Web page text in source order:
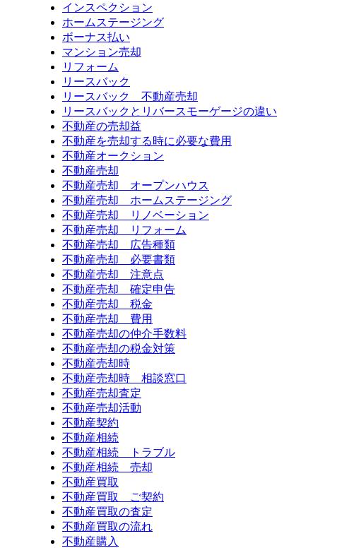
インスペクション
ホームステージング
ボーナス払い
マンション売却
リフォーム
リースバック
リースバック 不動産売却
リースバックとリバースモーゲージの違い
不動産の売却益
不動産を売却する時に必要な費用
不動産オークション
不動産売却
不動産売却 オープンハウス
不動産売却 ホームステージング
不動産売却 リノベーション
不動産売却 リフォーム
不動産売却 広告種類
不動産売却 必要書類
不動産売却 注意点
不動産売却 確定申告
不動産売却 税金
不動産売却 費用
不動産売却の仲介手数料
不動産売却の税金対策
不動産売却時
不動産売却時 相談窓口
不動産売却査定
不動産売却活動
不動産契約
不動産相続
不動産相続 トラブル
不動産相続 売却
不動産買取
不動産買取 ご契約
不動産買取の査定
不動産買取の流れ
不動産購入